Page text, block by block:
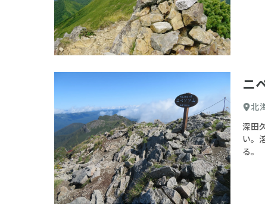
ニ
北
深田
い。
る。